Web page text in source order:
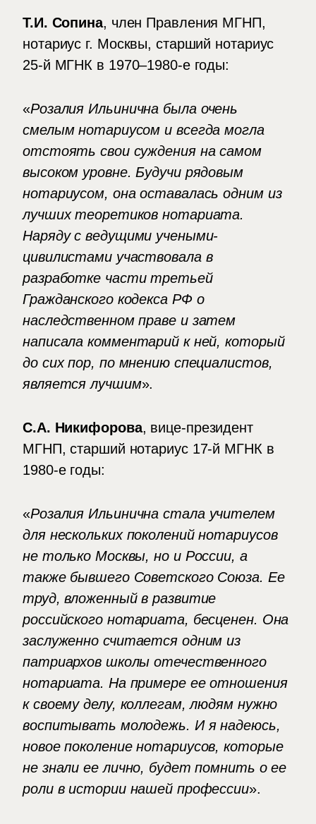
Т.И. Сопина, член Правления МГНП,
нотариус г. Москвы, старший нотариус
25-й МГНК в 1970–1980-е годы:
«Розалия Ильинична была очень
смелым нотариусом и всегда могла
отстоять свои суждения на самом
высоком уровне. Будучи рядовым
нотариусом, она оставалась одним из
лучших теоретиков нотариата.
Наряду с ведущими учеными-
цивилистами участвовала в
разработке части третьей
Гражданского кодекса РФ о
наследственном праве и затем
написала комментарий к ней, который
до сих пор, по мнению специалистов,
является лучшим».
С.А. Никифорова, вице-президент
МГНП, старший нотариус 17-й МГНК в
1980-е годы:
«Розалия Ильинична стала учителем
для нескольких поколений нотариусов
не только Москвы, но и России, а
также бывшего Советского Союза. Ее
труд, вложенный в развитие
российского нотариата, бесценен. Она
заслуженно считается одним из
патриархов школы отечественного
нотариата. На примере ее отношения
к своему делу, коллегам, людям нужно
воспитывать молодежь. И я надеюсь,
новое поколение нотариусов, которые
не знали ее лично, будет помнить о ее
роли в истории нашей профессии».